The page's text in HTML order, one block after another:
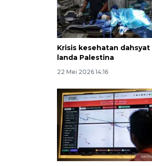
Krisis kesehatan dahsyat
landa Palestina
22 Mei 2026 14:16